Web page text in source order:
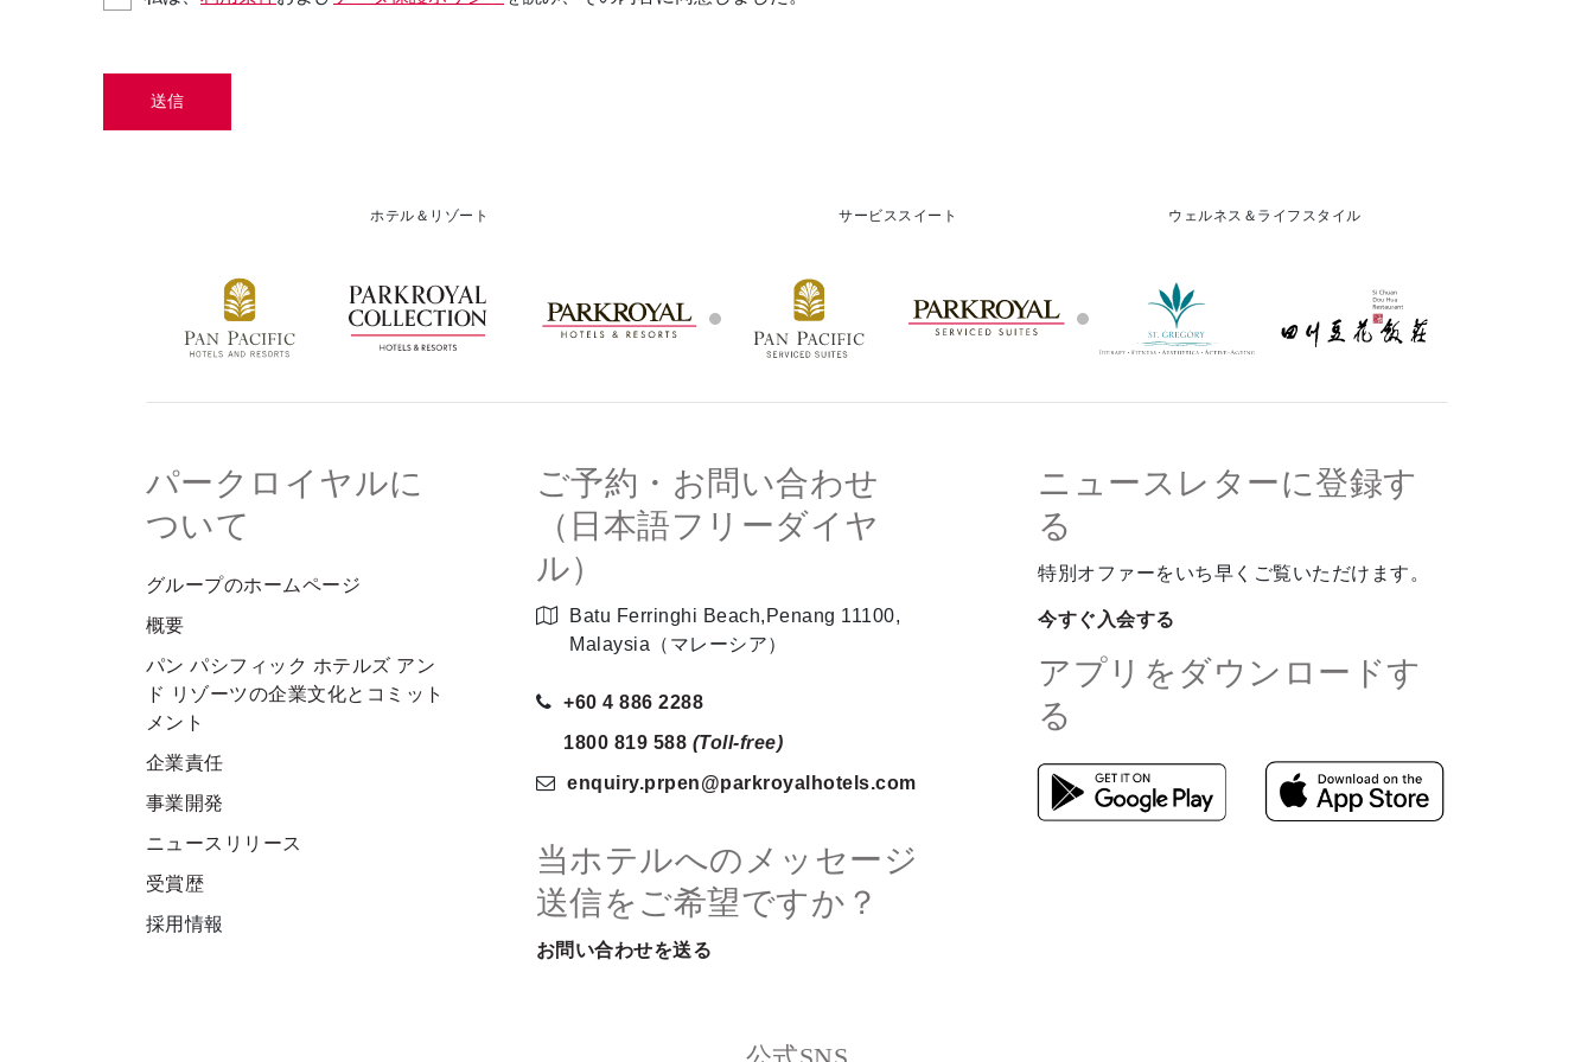
送信
ホテル＆リゾート サービススイート ウェルネス＆ライフスタイル
パークロイヤルに
ついて
グループのホームページ
概要
パン パシフィック ホテルズ アン
ド リゾーツの企業文化とコミット
メント
企業責任
事業開発
ニュースリリース
受賞歴
採用情報
ご予約・お問い合わせ
（日本語フリーダイヤ
ル）
Batu Ferringhi Beach,Penang 11100,
Malaysia（マレーシア）
+60 4 886 2288
1800 819 588 (Toll-free)
enquiry.prpen@parkroyalhotels.com
当ホテルへのメッセージ
送信をご希望ですか？
お問い合わせを送る
ニュースレターに登録す
る
特別オファーをいち早くご覧いただけます。
今すぐ入会する
アプリをダウンロードす
る